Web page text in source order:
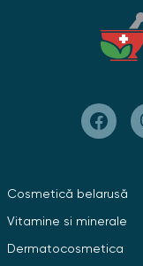
Cosmetică belarusă
Vitamine si minerale
Dermatocosmetica